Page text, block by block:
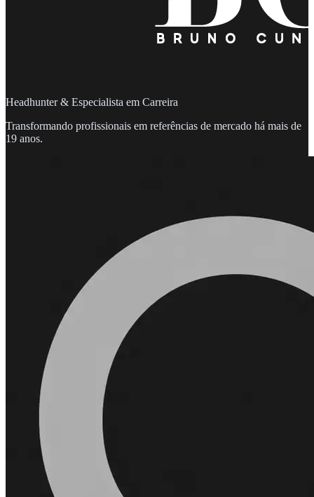
Headhunter & Especialista em Carreira
Transformando profissionais em referências de mercado há mais de
19 anos.